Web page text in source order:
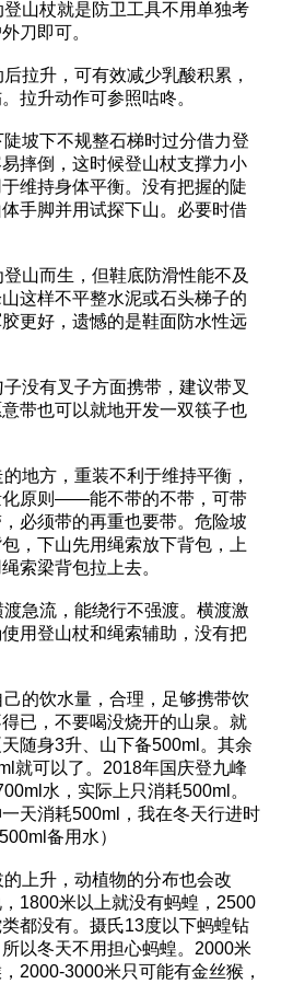
山杖就是防卫工具不用单独考
刀即可。
拉升，可有效减少乳酸积累，
拉升动作可参照咕咚。
坡下不规整石梯时过分借力登
摔倒，这时候登山杖支撑力小
维持身体平衡。没有把握的陡
手脚并用试探下山。必要时借
山而生，但鞋底防滑性能不及
这样不平整水泥或石头梯子的
更好，遗憾的是鞋面防水性远
没有叉子方面携带，建议带叉
带也可以就地开发一双筷子也
地方，重装不利于维持平衡，
化原则——能不带的不带，可带
必须带的再重也要带。危险坡
，下山先用绳索放下背包，上
索梁背包拉上去。
急流，能绕行不强渡。横渡激
用登山杖和绳索辅助，没有把
的饮水量，合理，足够携带饮
已，不要喝没烧开的山泉。就
随身3升、山下备500ml。其余
就可以了。2018年国庆登九峰
水，实际上只消耗500ml。
一天消耗500ml，我在冬天行进时
备用水）
上升，动植物的分布也会改
1800米以上就没有蚂蝗，2500
都没有。摄氏13度以下蚂蝗钻
以冬天不用担心蚂蝗。2000米
2000-3000米只可能有金丝猴，